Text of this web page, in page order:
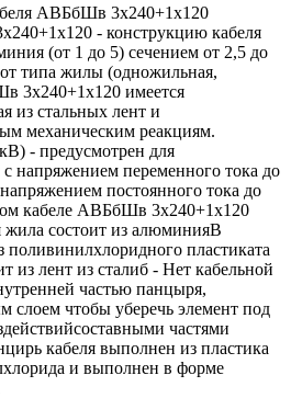
АВБбШв 3х240+1х120
- конструкцию кабеля
(от 1 до 5) сечением от 2,5 до
типа жилы (одножильная,
3х240+1х120 имеется
из стальных лент и
механическим реакциям.
- предусмотрен для
с напряжением переменного тока до
постоянного тока до
кабеле АВБбШв 3х240+1х120
состоит из алюминияВ
поливинилхлоридного пластиката
из лент из сталиб - Нет кабельной
частью панцыря,
слоем чтобы уберечь элемент под
частями
кабеля выполнен из пластика
и выполнен в форме